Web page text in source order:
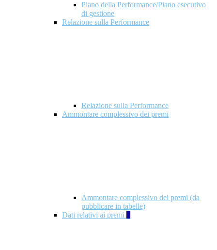
Piano della Performance/Piano esecutivo
di gestione
Relazione sulla Performance
Relazione sulla Performance
Ammontare complessivo dei premi
Ammontare complessivo dei premi (da
pubblicare in tabelle)
Dati relativi ai premi 5